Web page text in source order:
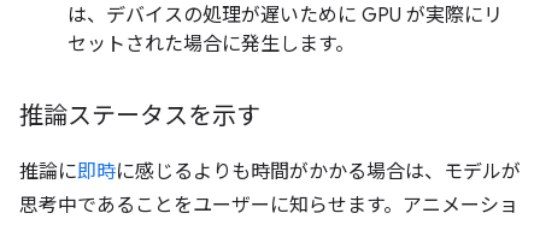
は、デバイスの処理が遅いために GPU が実際にリ
セットされた場合に発生します。
推論ステータスを示す
推論に即時に感じるよりも時間がかかる場合は、モデルが
思考中であることをユーザーに知らせます。アニメーショ